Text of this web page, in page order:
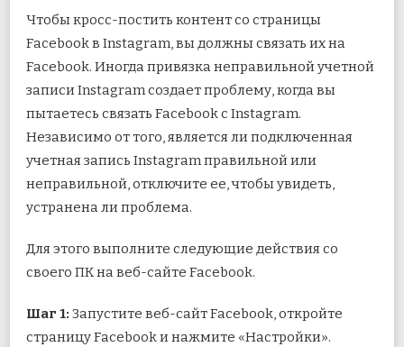
Чтобы кросс-постить контент со страницы
Facebook в Instagram, вы должны связать их на
Facebook. Иногда привязка неправильной учетной
записи Instagram создает проблему, когда вы
пытаетесь связать Facebook с Instagram.
Независимо от того, является ли подключенная
учетная запись Instagram правильной или
неправильной, отключите ее, чтобы увидеть,
устранена ли проблема.
Для этого выполните следующие действия со
своего ПК на веб-сайте Facebook.
Шаг 1: Запустите веб-сайт Facebook, откройте
страницу Facebook и нажмите «Настройки».